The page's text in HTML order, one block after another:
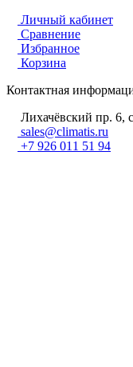
Личный кабинет
Сравнение
Избранное
Корзина
Контактная
Лихачёвский пр. 6,
sales@climatis.ru
+7 926 011 51 94